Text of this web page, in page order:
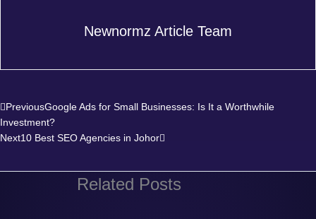
Newnormz Article Team
Prev
PreviousGoogle Ads for Small Businesses: Is It a Worthwhile
Investment?
Next10 Best SEO Agencies in Johor
Next
Related Posts